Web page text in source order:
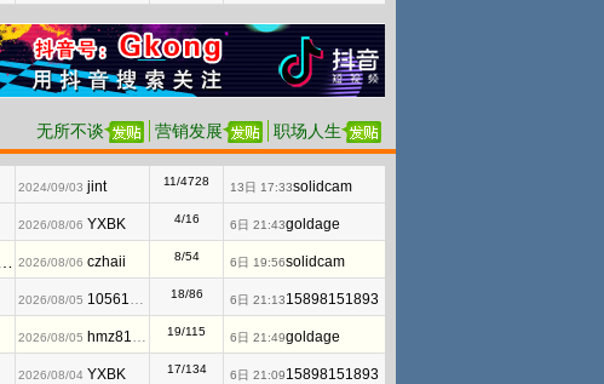
无所不谈 营销发展 职场人生
2024/09/03 jint 11/4728 13日 17:33solidcam
2026/08/06 YXBK 4/16 6日 21:43goldage
2026/08/06 czhaii 8/54 6日 19:56solidcam
2026/08/05 1056128144 18/86 6日 21:1315898151893
2026/08/05 hmz810220 19/115 6日 21:49goldage
2026/08/04 YXBK 17/134 6日 21:0915898151893